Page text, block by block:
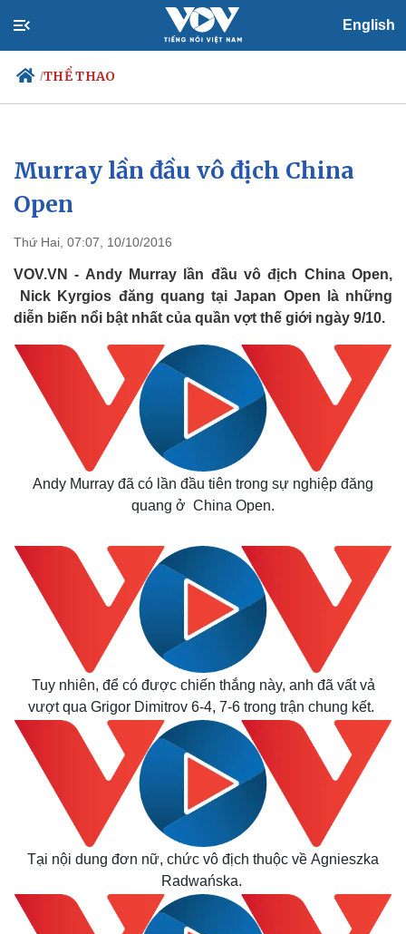
English
/THỂ THAO
Chính trị
Đảng
Tổ chức nhân sự
Nhận diện sự thật
Xã hội
Việc làm
Biển đảo
Murray lần đầu vô địch China
Open
Thứ Hai, 07:07, 10/10/2016
VOV.VN - Andy Murray lần đầu vô địch China Open,
Nick Kyrgios đăng quang tại Japan Open là những
diễn biến nổi bật nhất của quần vợt thế giới ngày 9/10.
Andy Murray đã có lần đầu tiên trong sự nghiệp đăng
quang ở China Open.
Tuy nhiên, để có được chiến thắng này, anh đã vất vả
vượt qua Grigor Dimitrov 6-4, 7-6 trong trận chung kết.
Tại nội dung đơn nữ, chức vô địch thuộc về Agnieszka
Radwańska.